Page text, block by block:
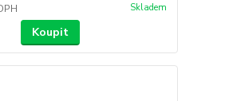
Skladem
Koupit